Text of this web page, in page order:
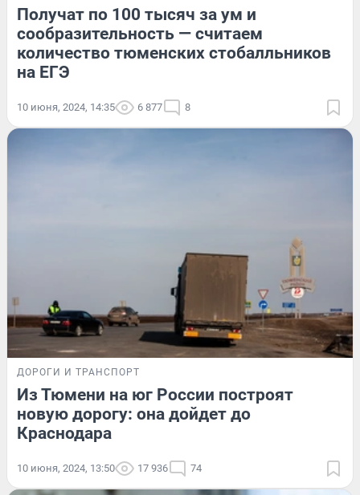
Получат по 100 тысяч за ум и
сообразительность — считаем
количество тюменских стобалльников
на ЕГЭ
10 июня, 2024, 14:35 6 877 8
ДОРОГИ И ТРАНСПОРТ
Из Тюмени на юг России построят
новую дорогу: она дойдет до
Краснодара
10 июня, 2024, 13:50 17 936 74